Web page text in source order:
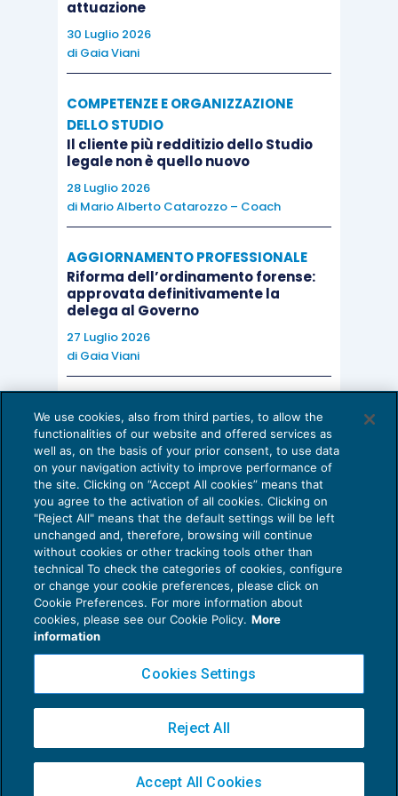
indiretta. In astratto, la cointestazione di un
conto corrente alimentato con denaro di uno solo
dei cointestatari può realizzare una liberalità
strumento bancario si può conseguire
l’arricchimento del beneficiario senza ricorrere al
contratto tipico di donazione. Tuttavia, perché ciò
accada, non basta la cointestazione del conto.
Occorre accertare che, al momento della
disponibilità, il titolare delle somme fosse mosso
da un effettivo spirito di liberalità.
Nel caso deciso, tale prova non era stata fornita.
formulata solo in appello e, comunque, non era
stata accompagnata da elementi idonei a
dimostrare l’animus donandidi Tizio. La Corte di
cassazione osserva che la ricorrente si era
limitata a richiamare, in termini generali, la volontà
delde cuiusdi sostenere la sorella, ma senza
indicare elementi concreti capaci di incrinare il
ragionamento presuntivo seguito dai giudici di
merito.
Da qui la conclusione: le somme presenti sui
conti e sui titoli cointestati dovevano essere
considerate, per intero, parte della massa
ereditaria di Tizio; e Caia, per quanto riscosso o
attuazione
30 Luglio 2026
di Gaia Viani
COMPETENZE E ORGANIZZAZIONE
DELLO STUDIO
Il cliente più redditizio dello Studio
legale non è quello nuovo
28 Luglio 2026
di Mario Alberto Catarozzo – Coach
AGGIORNAMENTO PROFESSIONALE
Riforma dell’ordinamento forense:
approvata definitivamente la
delega al Governo
27 Luglio 2026
di Gaia Viani
Come evitare le allucinazioni dell’AI:
guida per l’avvocato
24 Luglio 2026
di Sofia Savoia
Privacy Policy
Cookie Policy
Copyright 2016 ©Gruppo Euroconference S.p.A.v2.32.4
Piazza Luigi Einaudi, 10N01 - 20124 Milano - info@ecnews.it
02776120236
We use cookies, also from third parties, to allow the
functionalities of our website and offered services as
well as, on the basis of your prior consent, to use data
on your navigation activity to improve performance of
the site. Clicking on “Accept All cookies” means that
you agree to the activation of all cookies. Clicking on
"Reject All" means that the default settings will be left
unchanged and, therefore, browsing will continue
without cookies or other tracking tools other than
technical To check the categories of cookies, configure
or change your cookie preferences, please click on
Cookie Preferences. For more information about
cookies, please see our Cookie Policy. More
information
Cookies Settings
Reject All
Accept All Cookies